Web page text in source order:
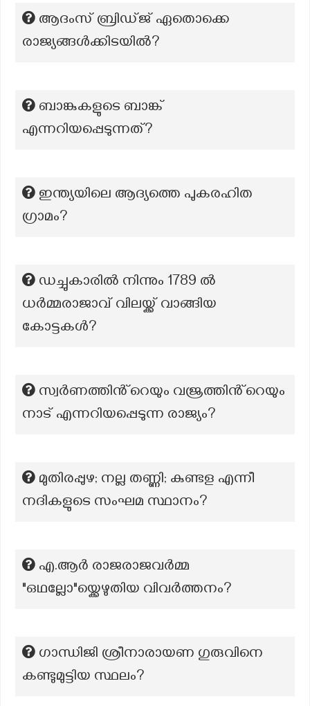
ആദംസ് ബ്രിഡ്ജ് ഏതൊക്കെ
രാജ്യങ്ങൾക്കിടയിൽ?
ബാങ്കുകളുടെ ബാങ്ക്
എന്നറിയപ്പെടുന്നത്?
ഇന്ത്യയിലെ ആദ്യത്തെ പുകരഹിത
ഗ്രാമം?
ഡച്ചുകാരിൽ നിന്നും 1789 ൽ
ധർമ്മരാജാവ് വിലയ്ക്ക് വാങ്ങിയ
കോട്ടകൾ?
സ്വർണത്തിൻ്റെയും വജ്രത്തിൻ്റെയും
നാട് എന്നറിയപ്പെടുന്ന രാജ്യം?
മുതിരപ്പുഴ; നല്ല തണ്ണി; കുണ്ടള എന്നീ
നദികളുടെ സംഘമ സ്ഥാനം?
എ.ആർ രാജരാജവർമ്മ
"ഒഥല്ലോ"യ്ക്കെഴുതിയ വിവർത്തനം?
ഗാന്ധിജി ശ്രീനാരായണ ഗുരുവിനെ
കണ്ടുമുട്ടിയ സ്ഥലം?